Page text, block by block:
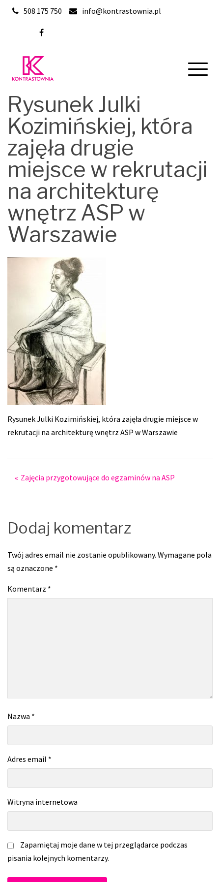
Skip
508 175 750 info@kontrastownia.pl
Rysunek Julki
Kozimińskiej, która
zajęła drugie
miejsce w rekrutacji
na architekturę
wnętrz ASP w
Warszawie
Rysunek Julki Kozimińskiej, która zajęła drugie miejsce w
rekrutacji na architekturę wnętrz ASP w Warszawie
Post
Zajęcia przygotowujące do egzaminów na ASP
Dodaj komentarz
Twój adres email nie zostanie opublikowany. Wymagane pola
są oznaczone *
Komentarz *
Nazwa *
Adres email *
Witryna internetowa
Zapamiętaj moje dane w tej przeglądarce podczas
pisania kolejnych komentarzy.